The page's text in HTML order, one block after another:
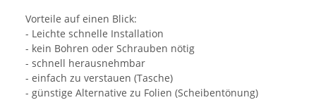
Vorteile auf einen Blick:
- Leichte schnelle Installation
- kein Bohren oder Schrauben nötig
- schnell herausnehmbar
- einfach zu verstauen (Tasche)
- günstige Alternative zu Folien (Scheibentönung)